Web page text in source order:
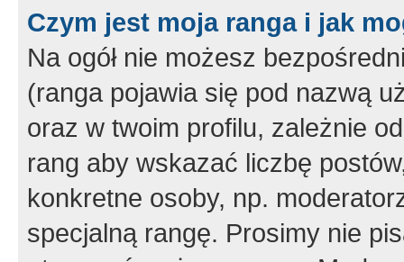
Czym jest moja ranga i jak
Na ogół nie możesz
(ranga pojawia się pod nazwą
oraz w twoim profilu, zależnie
rang aby wskazać liczbę
konkretne osoby, np.
specjalną rangę. Prosimy nie